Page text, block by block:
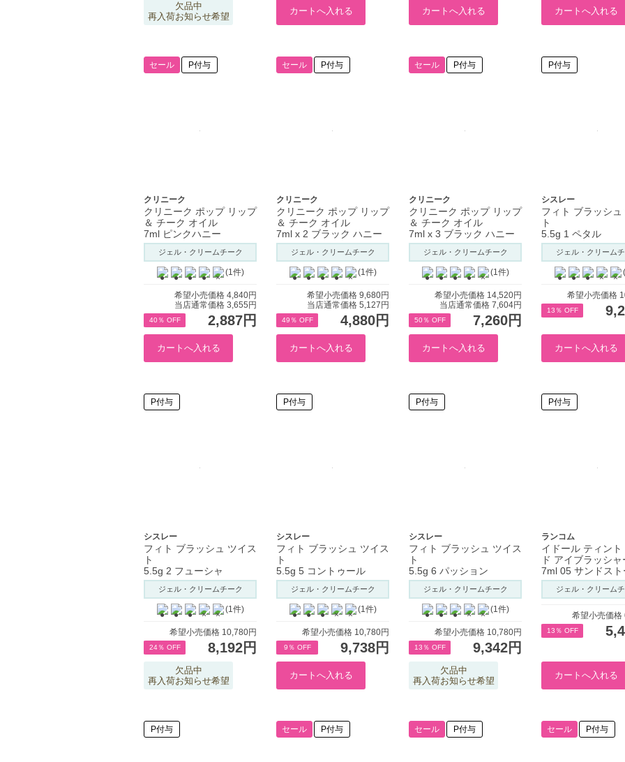
欠品中
再入荷お知らせ希望
セール P付与
クリニーク
クリニーク ポップ リップ
＆ チーク オイル
7ml ピンクハニー
ジェル・クリームチーク
(1件)
希望小売価格 4,840円
当店通常価格 3,655円
40％ OFF 2,887円
セール P付与
クリニーク
クリニーク ポップ リップ
＆ チーク オイル
7ml x 2 ブラック ハニー
ジェル・クリームチーク
(1件)
希望小売価格 9,680円
当店通常価格 5,127円
49％ OFF 4,880円
セール P付与
クリニーク
クリニーク ポップ リップ
＆ チーク オイル
7ml x 3 ブラック ハニー
ジェル・クリームチーク
(1件)
希望小売価格 14,520円
当店通常価格 7,604円
50％ OFF 7,260円
P付与
シスレー
フィト ブラッシュ
ト
5.5g 1 ペタル
ジェル・クリーム
希望小売価格
13％ OFF
P付与
シスレー
フィト ブラッシュ ツイス
ト
5.5g 2 フューシャ
ジェル・クリームチーク
(1件)
希望小売価格 10,780円
24％ OFF 8,192円
欠品中
再入荷お知らせ希望
P付与
シスレー
フィト ブラッシュ ツイス
ト
5.5g 5 コントゥール
ジェル・クリームチーク
(1件)
希望小売価格 10,780円
9％ OFF 9,738円
P付与
シスレー
フィト ブラッシュ ツイス
ト
5.5g 6 パッション
ジェル・クリームチーク
(1件)
希望小売価格 10,780円
13％ OFF 9,342円
欠品中
再入荷お知らせ希望
P付与
ランコム
イドール ティント
ド アイブラッシャ
7ml 05 サンドスト
ジェル・クリーム
希望小売価格
13％ OFF
P付与 セール P付与 セール P付与 セール P付与